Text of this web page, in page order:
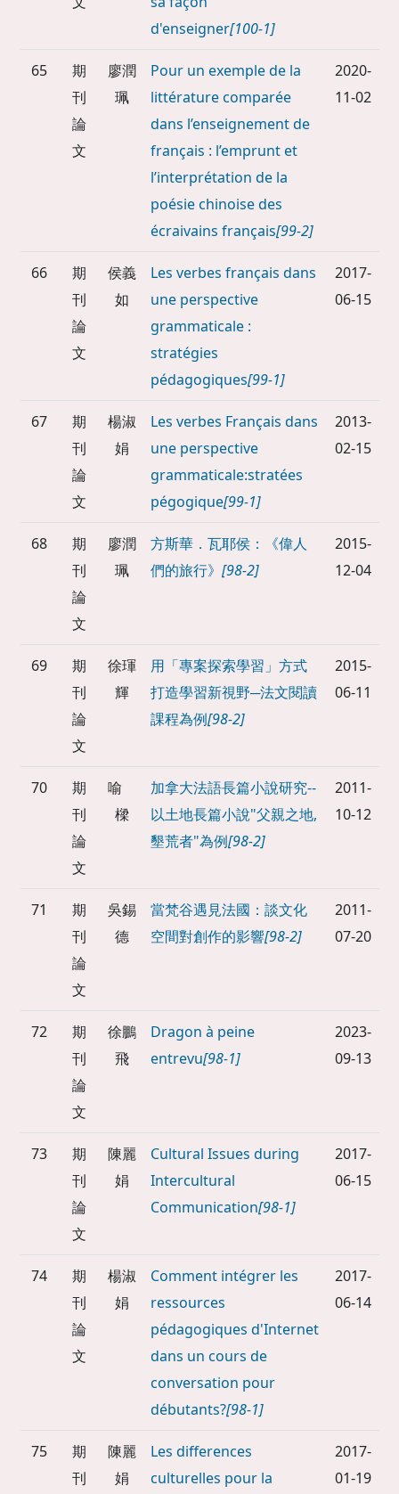
d'enseigner[100-1]
65
期
刊
論
文
廖潤
珮
Pour un exemple de la
littérature comparée
dans l’enseignement de
français : l’emprunt et
l’interprétation de la
poésie chinoise des
écraivains français[99-2]
2020-
11-02
66
期
刊
論
文
侯義
如
Les verbes français dans
une perspective
grammaticale :
stratégies
pédagogiques[99-1]
2017-
06-15
67
期
刊
論
文
楊淑
娟
Les verbes Français dans
une perspective
grammaticale:stratées
pégogique[99-1]
2013-
02-15
68
期
刊
論
文
廖潤
珮
方斯華．瓦耶侯：《偉人
們的旅行》 [98-2]
2015-
12-04
69
期
刊
論
文
徐琿
輝
用「專案探索學習」方式
打造學習新視野─法文閱讀
課程為例[98-2]
2015-
06-11
70
期
刊
論
文
喻
樑
加拿大法語長篇小說研究--
以土地長篇小說"父親之地,
墾荒者"為例[98-2]
2011-
10-12
71
期
刊
論
文
吳錫
德
當梵谷遇見法國：談文化
空間對創作的影響[98-2]
2011-
07-20
72
期
刊
論
文
徐鵬
飛
Dragon à peine
entrevu[98-1]
2023-
09-13
73
期
刊
論
文
陳麗
娟
Cultural Issues during
Intercultural
Communication[98-1]
2017-
06-15
74
期
刊
論
文
楊淑
娟
Comment intégrer les
ressources
pédagogiques d'Internet
dans un cours de
conversation pour
débutants?[98-1]
2017-
06-14
75
期
刊
陳麗
娟
Les differences
culturelles pour la
2017-
01-19